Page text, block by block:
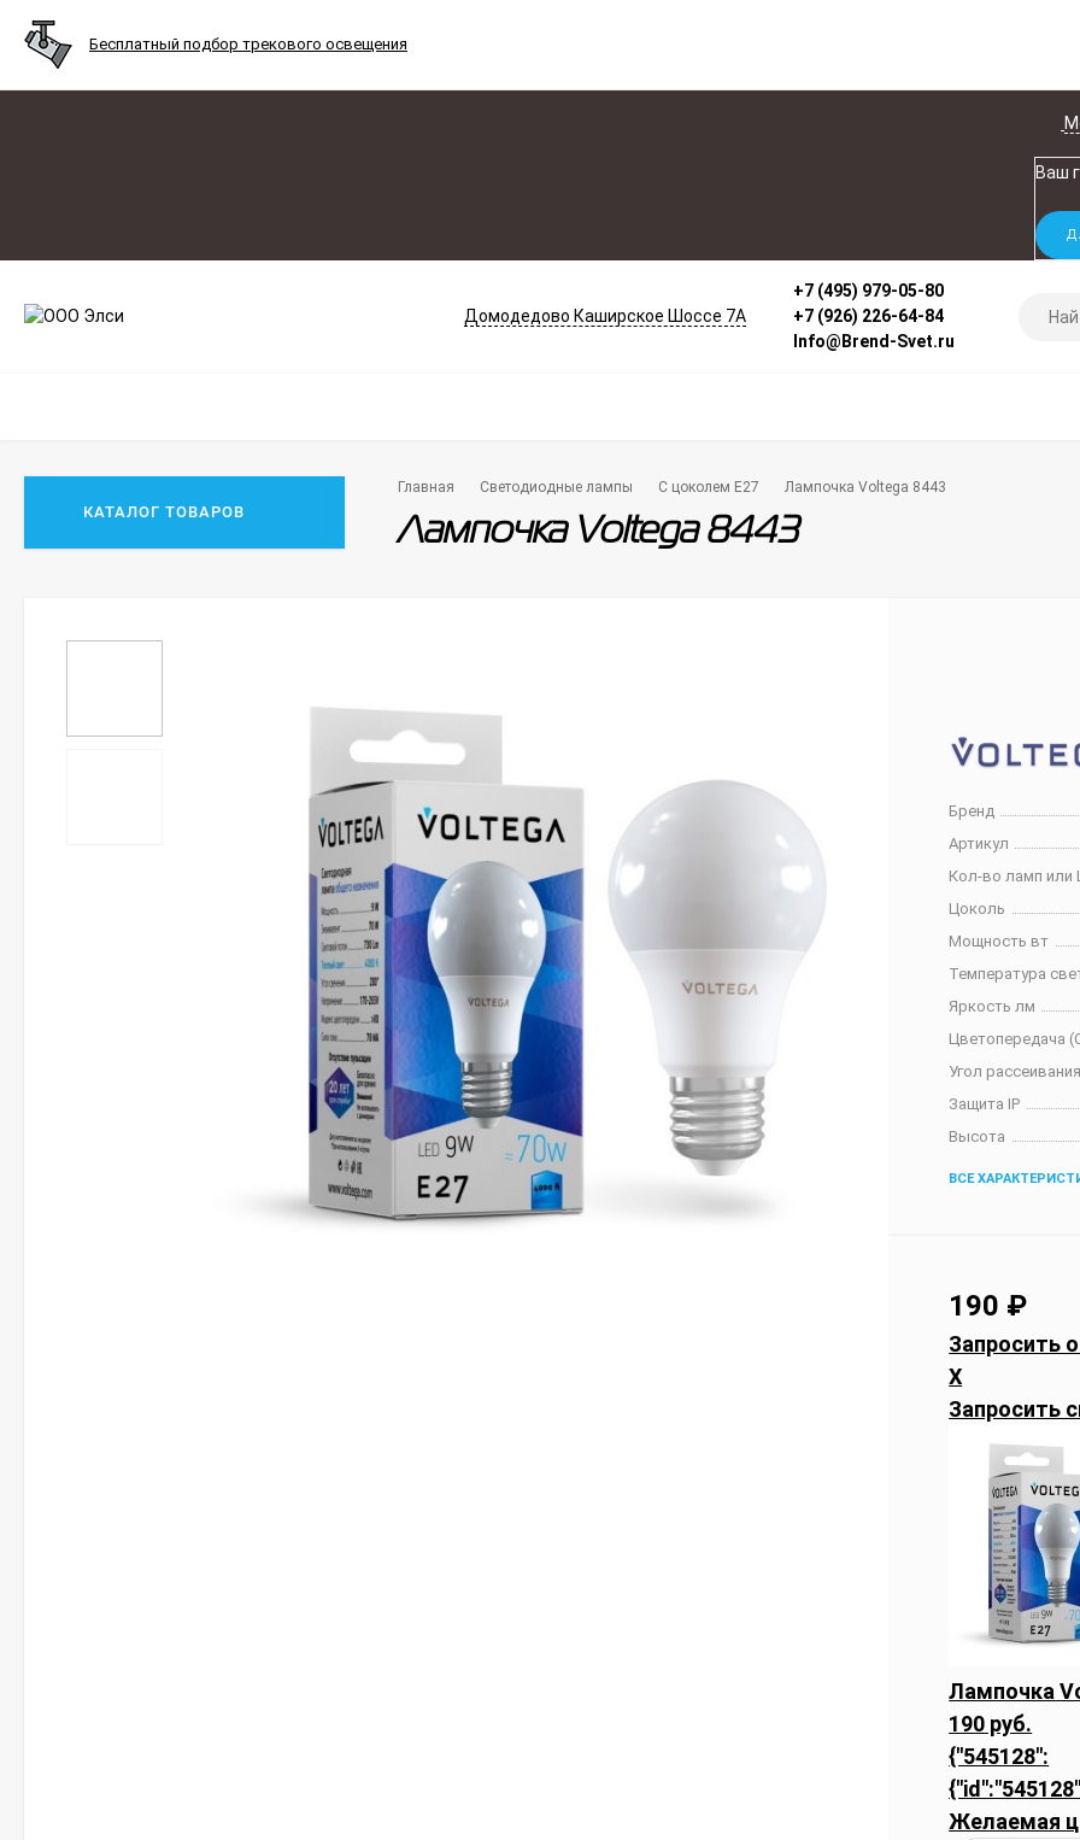
Бесплатный подбор трекового освещения
Ваш
Домодедово Каширское Шоссе 7А
+7 (495) 979-05-80
+7 (926) 226-64-84
Info@Brend-Svet.ru
КАТАЛОГ ТОВАРОВ
Главная Светодиодные лампы С цоколем E27 Лампочка Voltega 8443
Лампочка Voltega 8443
Бренд
Артикул
Кол-во ламп или
Цоколь
Мощность вт
Температура
Яркость лм
Цветопередача
Угол
Защита IP
Высота
ВСЕ
190 ₽
Запросить
X
Запросить
Лампочка
190 руб.
{"545128":
Желаемая